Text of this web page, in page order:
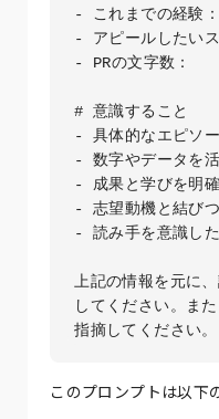
- これまでの経験：
- アピールしたいス
- PRの文字数：
# 意識すること
- 具体的なエピソ
- 数字やデータを
- 成果と学びを明
- 志望動機と結び
- 読み手を意識し
上記の情報を元に
してください。ま
このプロンプトは以下